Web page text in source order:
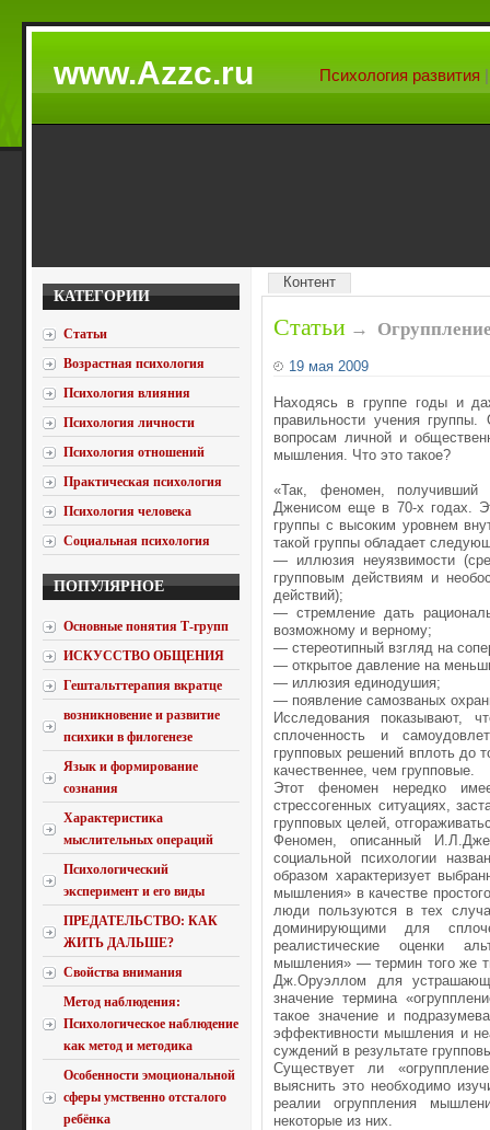
www.Azzc.ru Психология развития
КАТЕГОРИИ
Статьи
Возрастная психология
Психология влияния
Психология личности
Психология отношений
Практическая психология
Психология человека
Социальная психология
ПОПУЛЯРНОЕ
Основные понятия Т-групп
ИСКУССТВО ОБЩЕНИЯ
Гештальттерапия вкратце
возникновение и развитие
психики в филогенезе
Язык и формирование
сознания
Характеристика
мыслительных операций
Психологический
эксперимент и его виды
ПРЕДАТЕЛЬСТВО: КАК
ЖИТЬ ДАЛЬШЕ?
Свойства внимания
Метод наблюдения:
Психологическое наблюдение
как метод и методика
Особенности эмоциональной
сферы умственно отсталого
ребёнка
Контент
Статьи →
19 мая 2009
Находясь в группе годы и
правильности учения
вопросам личной и
мышления. Что это такое?
«Так, феномен,
Дженисом еще в 70-х годах.
группы с высоким уровнем
такой группы обладает
— иллюзия неуязвимости
групповым действиям и
действий);
— стремление дать
возможному и верному;
— стереотипный взгляд на
— открытое давление на
— иллюзия единодушия;
— появление самозваных
Исследования показывают,
сплоченность и
групповых решений вплоть до
качественнее, чем групповые.
Этот феномен нередко
стрессогенных ситуациях,
групповых целей,
Феномен, описанный
социальной психологии
образом характеризует
мышления» в качестве
люди пользуются в тех
доминирующими для
реалистические оценки
мышления» — термин того же
Дж.Оруэллом для
значение термина
такое значение и
эффективности мышления и
суждений в результате
Существует ли
выяснить это необходимо
реалии огруппления
некоторые из них.